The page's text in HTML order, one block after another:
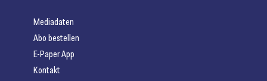
Mediadaten
Abo bestellen
E-Paper App
Kontakt